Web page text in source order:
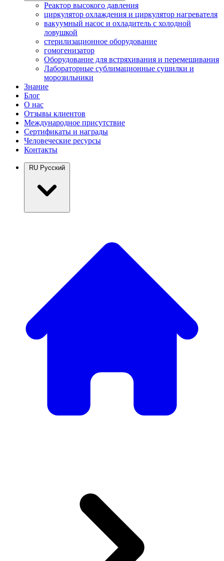
Реактор высокого давления
циркулятор охлаждения и циркулятор нагревателя
вакуумный насос и охладитель с холодной
ловушкой
стерилизационное оборудование
гомогенизатор
Оборудование для встряхивания и перемешивания
Лабораторные сублимационные сушилки и
морозильники
Знание
Блог
О нас
Отзывы клиентов
Международное присутствие
Сертификаты и награды
Человеческие ресурсы
Контакты
RU Русский